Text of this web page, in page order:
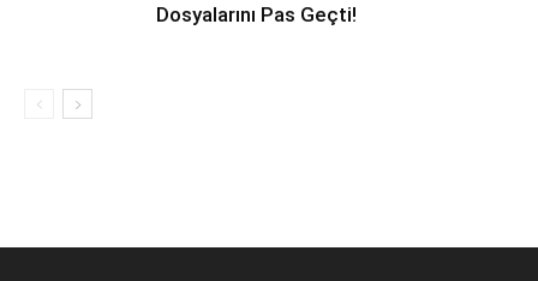
Dosyalarını Pas Geçti!